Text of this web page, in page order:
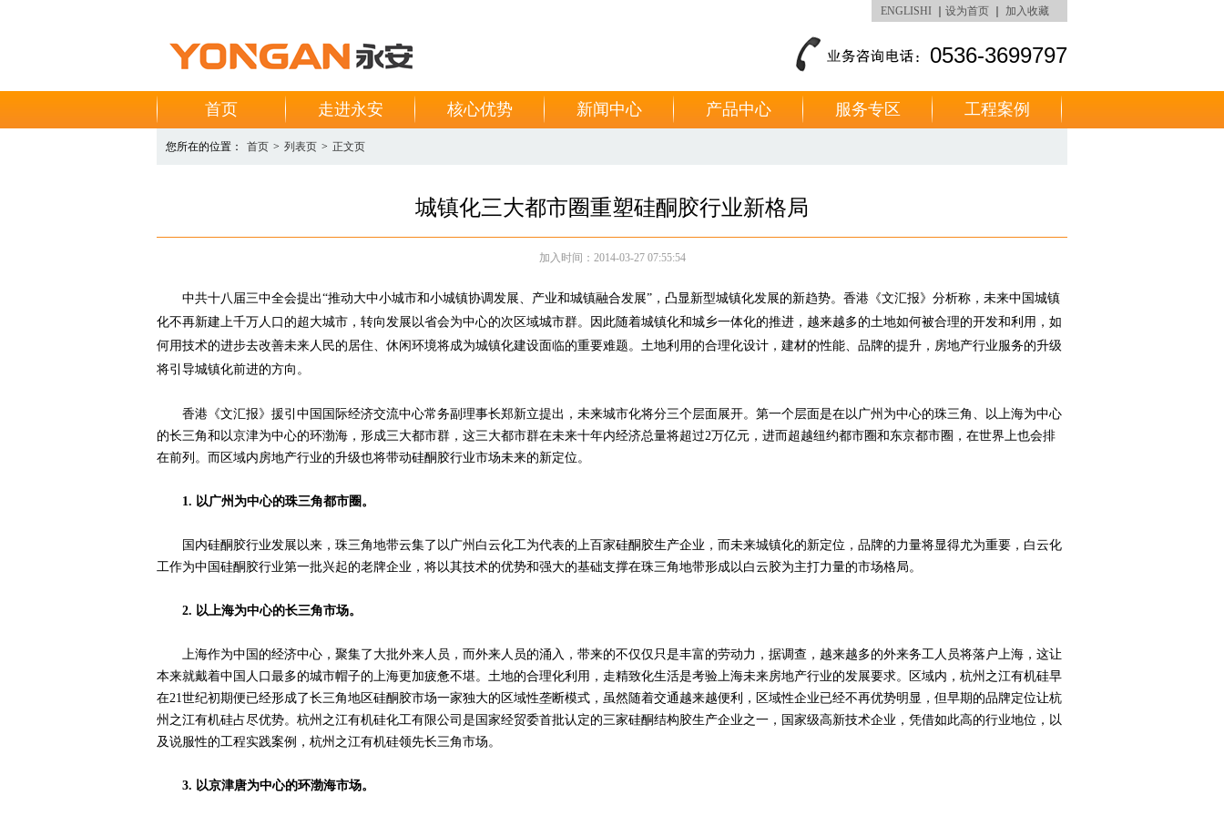
ENGLISHI 设为首页 加入收藏
0536-3699797
首页 走进永安 核心优势 新闻中心 产品中心 服务专区 工程案例
您所在的位置： 首页 > 列表页 > 正文页
城镇化三大都市圈重塑硅酮胶行业新格局
加入时间：2014-03-27 07:55:54
中共十八届三中全会提出“推动大中小城市和小城镇协调发展、产业和城镇融合发展”，凸显新型城镇化发展的新趋势。香港《文汇报》分析称，未来中国城镇
化不再新建上千万人口的超大城市，转向发展以省会为中心的次区域城市群。因此随着城镇化和城乡一体化的推进，越来越多的土地如何被合理的开发和利用，如
何用技术的进步去改善未来人民的居住、休闲环境将成为城镇化建设面临的重要难题。土地利用的合理化设计，建材的性能、品牌的提升，房地产行业服务的升级
将引导城镇化前进的方向。
香港《文汇报》援引中国国际经济交流中心常务副理事长郑新立提出，未来城市化将分三个层面展开。第一个层面是在以广州为中心的珠三角、以上海为中心
的长三角和以京津为中心的环渤海，形成三大都市群，这三大都市群在未来十年内经济总量将超过2万亿元，进而超越纽约都市圈和东京都市圈，在世界上也会排
在前列。而区域内房地产行业的升级也将带动硅酮胶行业市场未来的新定位。
1. 以广州为中心的珠三角都市圈。
国内硅酮胶行业发展以来，珠三角地带云集了以广州白云化工为代表的上百家硅酮胶生产企业，而未来城镇化的新定位，品牌的力量将显得尤为重要，白云化
工作为中国硅酮胶行业第一批兴起的老牌企业，将以其技术的优势和强大的基础支撑在珠三角地带形成以白云胶为主打力量的市场格局。
2. 以上海为中心的长三角市场。
上海作为中国的经济中心，聚集了大批外来人员，而外来人员的涌入，带来的不仅仅只是丰富的劳动力，据调查，越来越多的外来务工人员将落户上海，这让
本来就戴着中国人口最多的城市帽子的上海更加疲惫不堪。土地的合理化利用，走精致化生活是考验上海未来房地产行业的发展要求。区域内，杭州之江有机硅早
在21世纪初期便已经形成了长三角地区硅酮胶市场一家独大的区域性垄断模式，虽然随着交通越来越便利，区域性企业已经不再优势明显，但早期的品牌定位让杭
州之江有机硅占尽优势。杭州之江有机硅化工有限公司是国家经贸委首批认定的三家硅酮结构胶生产企业之一，国家级高新技术企业，凭借如此高的行业地位，以
及说服性的工程实践案例，杭州之江有机硅领先长三角市场。
3. 以京津唐为中心的环渤海市场。